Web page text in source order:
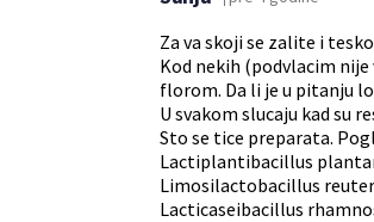
Za va skoji se zalite i
Kod nekih (podvlacim
florom. Da li je u pitanju
U svakom slucaju kad su
Sto se tice preparata.
Lactiplantibacillus
Limosilactobacillus
Lacticaseibacillus